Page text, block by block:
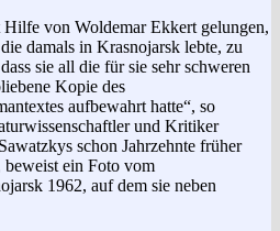
Hilfe von Woldemar Ekkert gelungen,
damals in Krasnojarsk lebte, zu
sie all die für sie sehr schweren
Kopie des
aufbewahrt hatte“, so
und Kritiker
schon Jahrzehnte früher
beweist ein Foto vom
1962, auf dem sie neben